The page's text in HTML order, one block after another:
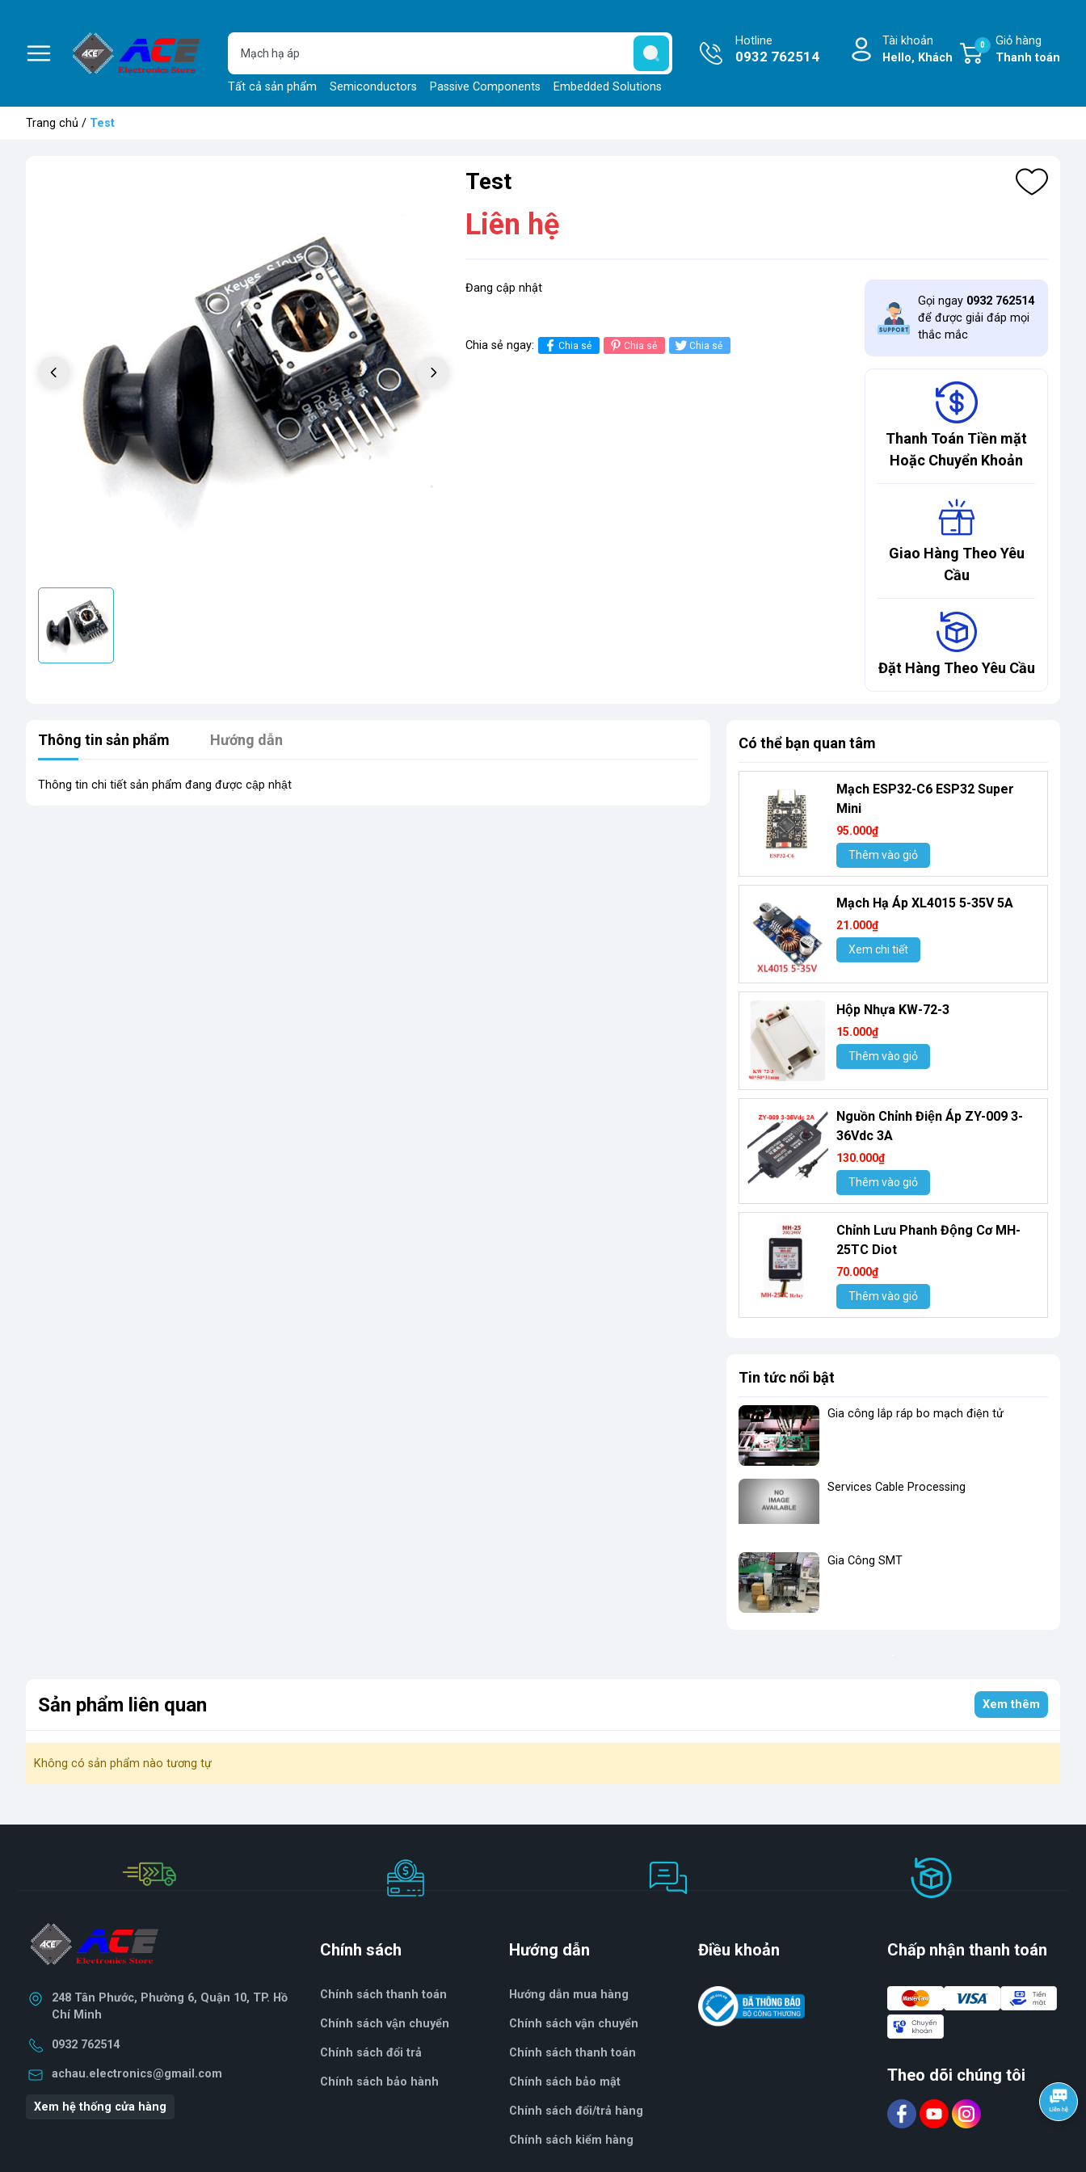
Tất cả sản phẩm Semiconductors Passive Components Embedded Solutions
Hotline
0932 762514
Tài khoản
Hello, Khách
Giỏ hàng
Thanh toán
0
Trang chủ / Test
Test
Liên hệ
Đang cập nhật
Chia sẻ ngay: Chia sẻ Chia sẻ Chia sẻ
Gọi ngay 0932 762514
để được giải đáp mọi
thắc mắc
Thanh Toán Tiền mặt
Hoặc Chuyển Khoản
Giao Hàng Theo Yêu
Cầu
Đặt Hàng Theo Yêu Cầu
Thông tin sản phẩm Hướng dẫn
Thông tin chi tiết sản phẩm đang được cập nhật
Có thể bạn quan tâm
Mạch ESP32-C6 ESP32 Super
Mini
95.000₫
Thêm vào giỏ
Mạch Hạ Áp XL4015 5-35V 5A
21.000₫
Xem chi tiết
Hộp Nhựa KW-72-3
15.000₫
Thêm vào giỏ
Nguồn Chỉnh Điện Áp ZY-009 3-
36Vdc 3A
130.000₫
Thêm vào giỏ
Chỉnh Lưu Phanh Động Cơ MH-
25TC Diot
70.000₫
Thêm vào giỏ
Tin tức nổi bật
Gia công lắp ráp bo mạch điện tử
Services Cable Processing
Gia Công SMT
Sản phẩm liên quan Xem thêm
Không có sản phẩm nào tương tự
248 Tân Phước, Phường 6, Quận 10, TP. Hồ
Chí Minh
0932 762514
achau.electronics@gmail.com
Xem hệ thống cửa hàng
Chính sách
Chính sách thanh toán
Chính sách vận chuyển
Chính sách đổi trả
Chính sách bảo hành
Hướng dẫn
Hướng dẫn mua hàng
Chính sách vận chuyển
Chính sách thanh toán
Chính sách bảo mật
Chính sách đổi/trả hàng
Chính sách kiểm hàng
Điều khoản Chấp nhận thanh toán
Theo dõi chúng tôi